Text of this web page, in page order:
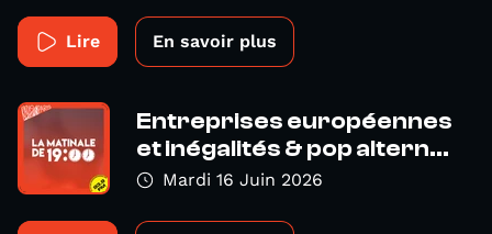
Lire En savoir plus
Entreprises européennes
et inégalités & pop altern...
Mardi 16 Juin 2026